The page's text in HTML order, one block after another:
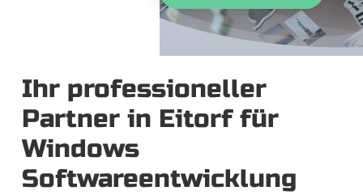
Ihr professioneller
Partner in Eitorf für
Windows
Softwareentwicklung